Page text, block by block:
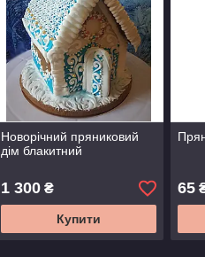
Новорічний пряниковий
дім блакитний
1 300₴
Купити
65